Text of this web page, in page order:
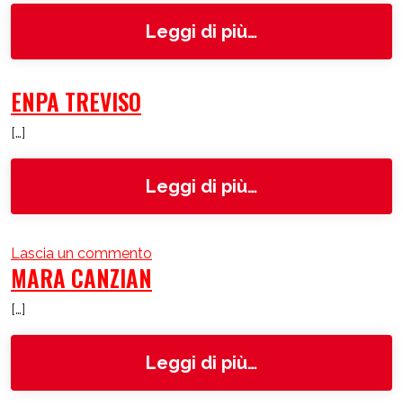
Leggi di più…from Pongo
ENPA TREVISO
[…]
Leggi di più…from ENPA
Lascia un commento
MARA CANZIAN
[…]
Leggi di più…from Mara